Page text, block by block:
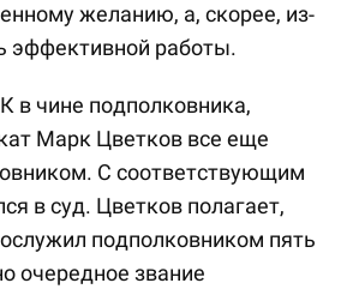
желанию, а, скорее, из-
эффективной работы.
в чине подполковника,
Марк Цветков все еще
С соответствующим
в суд. Цветков полагает,
подполковником пять
очередное звание